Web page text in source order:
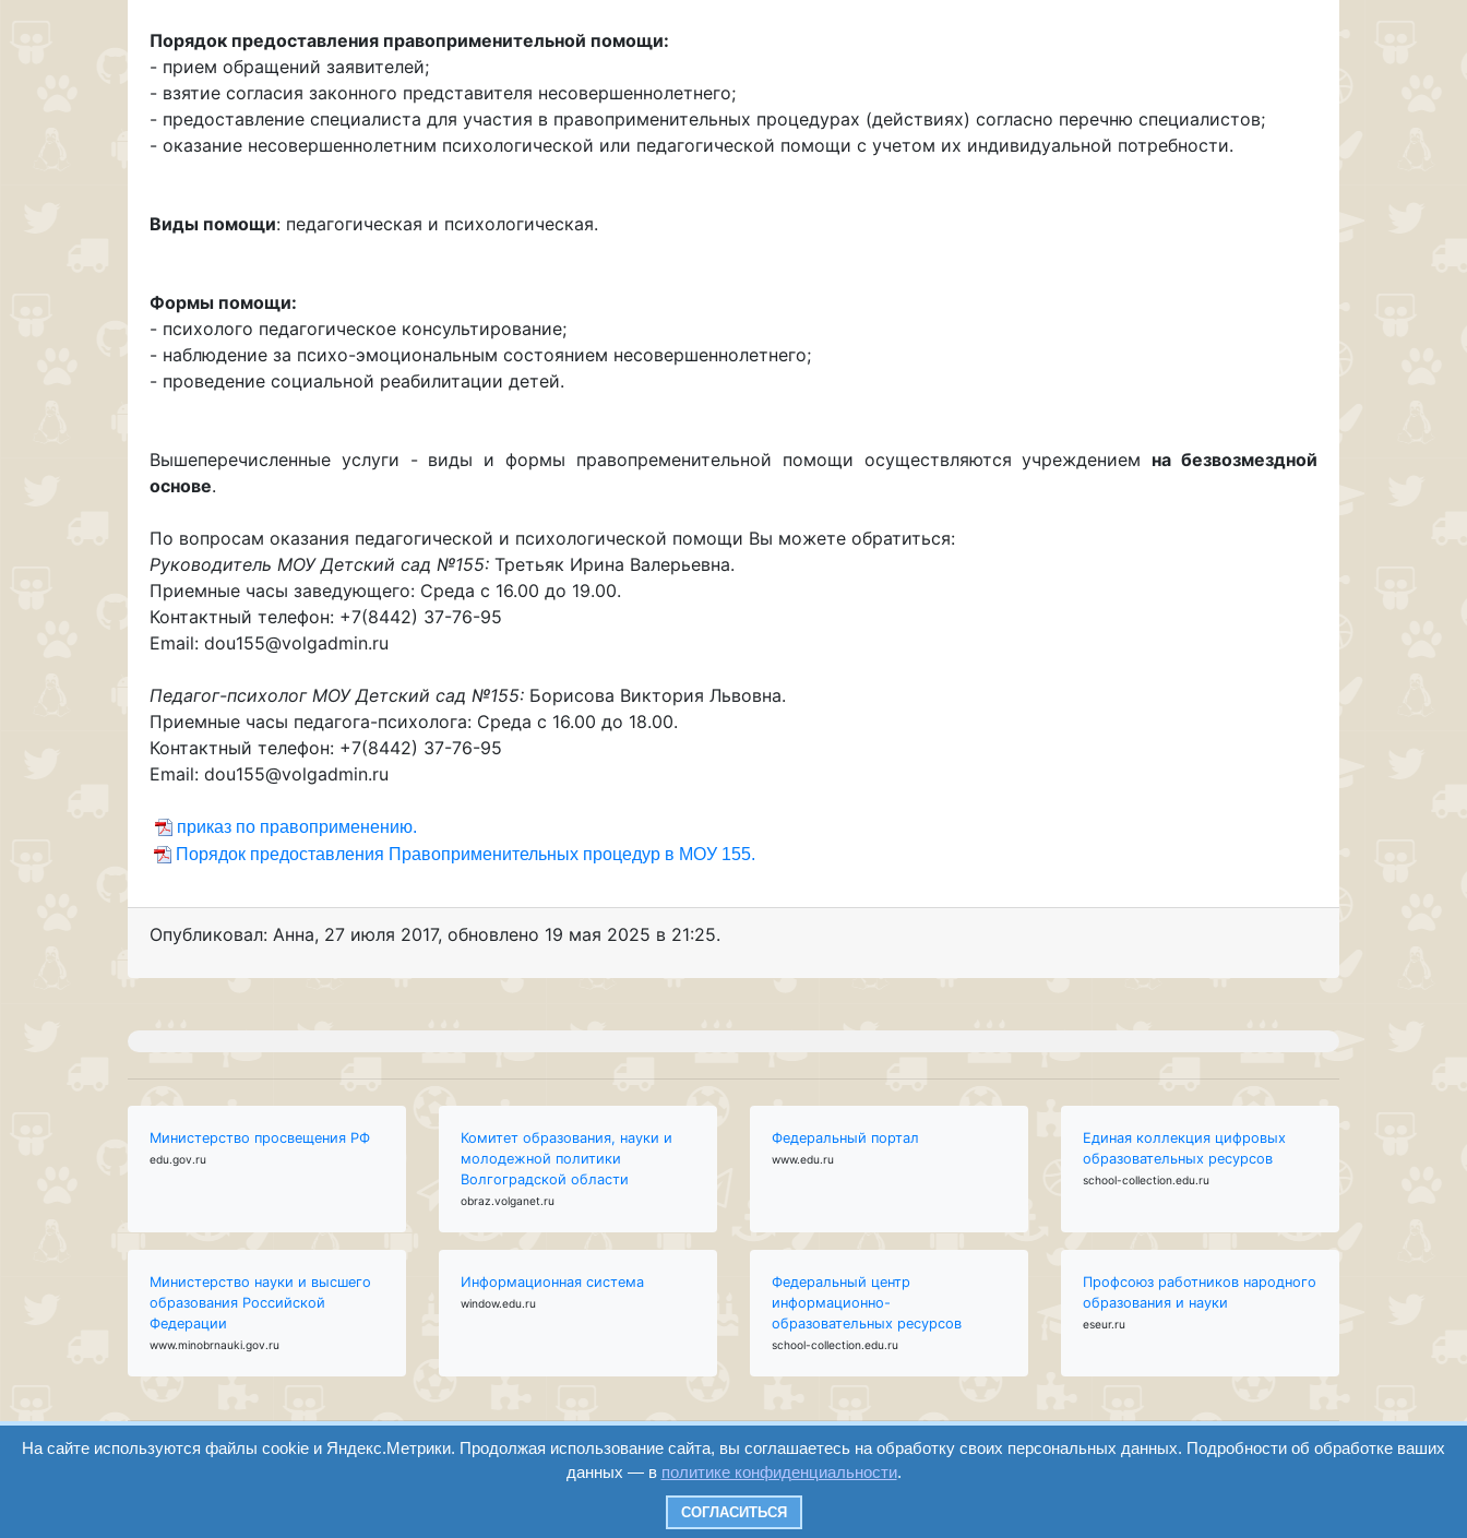
Порядок предоставления правоприменительной помощи:
- прием обращений заявителей;
- взятие согласия законного представителя несовершеннолетнего;
- предоставление специалиста для участия в правоприменительных процедурах (действиях) согласно перечню специалистов;
- оказание несовершеннолетним психологической или педагогической помощи с учетом их индивидуальной потребности.
Виды помощи: педагогическая и психологическая.
Формы помощи:
- психолого педагогическое консультирование;
- наблюдение за психо-эмоциональным состоянием несовершеннолетнего;
- проведение социальной реабилитации детей.
Вышеперечисленные услуги - виды и формы правопременительной помощи осуществляются учреждением на безвозмездной
основе.
По вопросам оказания педагогической и психологической помощи Вы можете обратиться:
Руководитель МОУ Детский сад №155: Третьяк Ирина Валерьевна.
Приемные часы заведующего: Среда с 16.00 до 19.00.
Контактный телефон: +7(8442) 37-76-95
Email: dou155@volgadmin.ru
Педагог-психолог МОУ Детский сад №155: Борисова Виктория Львовна.
Приемные часы педагога-психолога: Среда с 16.00 до 18.00.
Контактный телефон: +7(8442) 37-76-95
Email: dou155@volgadmin.ru
приказ по правоприменению.
Порядок предоставления Правоприменительных процедур в МОУ 155.
Опубликовал: Анна, 27 июля 2017, обновлено 19 мая 2025 в 21:25.
Министерство просвещения РФ
edu.gov.ru
Комитет образования, науки и
молодежной политики
Волгоградской области
obraz.volganet.ru
Федеральный портал
www.edu.ru
Единая коллекция цифровых
образовательных ресурсов
school-collection.edu.ru
Министерство науки и высшего
образования Российской
Федерации
www.minobrnauki.gov.ru
Информационная система
window.edu.ru
Федеральный центр
информационно-
образовательных ресурсов
school-collection.edu.ru
Профсоюз работников народного
образования и науки
eseur.ru
ООО "Центр образования и консалтинга"
регистрация
На сайте используются файлы cookie и Яндекс.Метрики. Продолжая использование сайта, вы соглашаетесь на обработку своих персональных данных. Подробности об обработке ваших
данных — в политике конфиденциальности.
СОГЛАСИТЬСЯ